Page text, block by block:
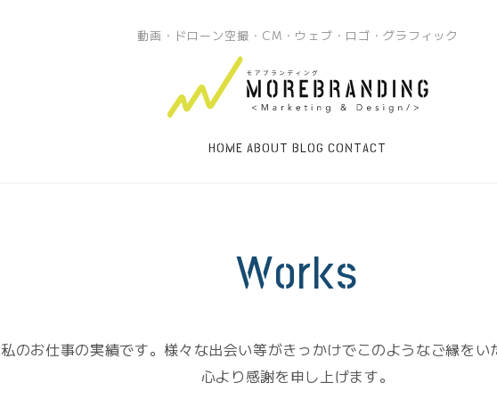
動画・ドローン空撮・CM・ウェブ・ロゴ・グラフィック
HOME ABOUT BLOG CONTACT
Works
私のお仕事の実績です。様々な出会い等がきっかけでこのようなご縁をい
心より感謝を申し上げます。